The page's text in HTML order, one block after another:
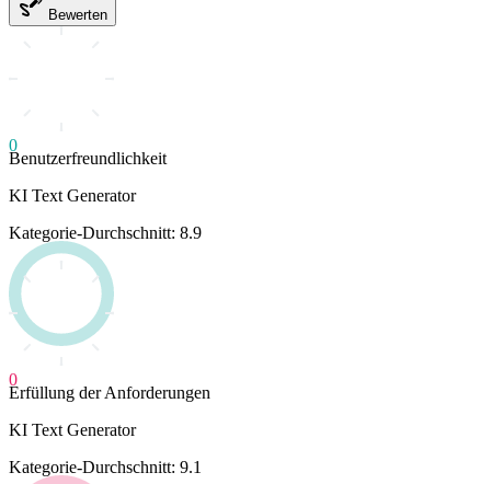
Bewerten
0
Benutzerfreundlichkeit
KI Text Generator
Kategorie-Durchschnitt: 8.9
0
Erfüllung der Anforderungen
KI Text Generator
Kategorie-Durchschnitt: 9.1